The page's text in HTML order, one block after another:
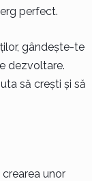
perfect.
gândește-te
dezvoltare.
să crești și să
unor